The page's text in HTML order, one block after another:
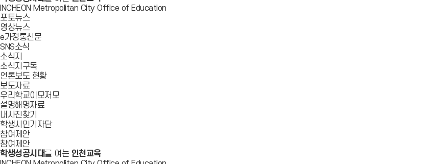
INCHEON Metropolitan City Office of Education
포토뉴스
영상뉴스
e가정통신문
SNS소식
소식지
소식지구독
언론보도 현황
보도자료
우리학교이모저모
설명해명자료
내사진찾기
학생시민기자단
참여제안
참여제안
학생성공시대를 여는 인천교육